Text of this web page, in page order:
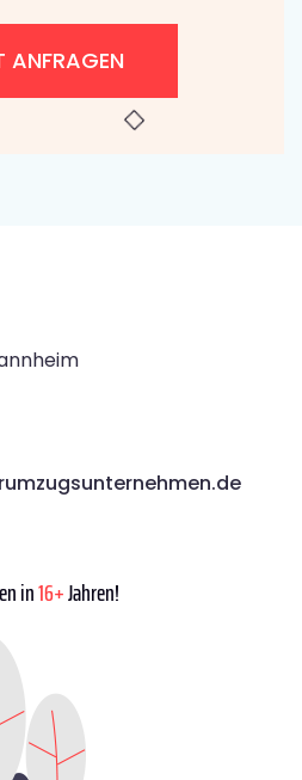
ANFRAGEN
in16+Jahren!